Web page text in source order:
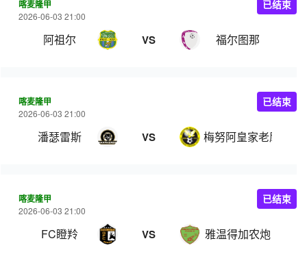
喀麦隆甲
2026-06-03 21:00
阿祖尔 VS 福尔图那
已结束
喀麦隆甲
2026-06-03 21:00
潘瑟雷斯 VS 梅努阿皇家老鹰
已结束
喀麦隆甲
2026-06-03 21:00
FC瞪羚 VS 雅温得加农炮
已结束